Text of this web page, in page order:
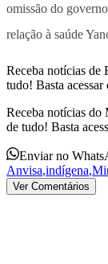
omissão do
relação à saúde
Receba notícias de
tudo! Basta acessar
Receba notícias do
de tudo! Basta
Enviar no
Anvisa,indígena,
Ver Comentários